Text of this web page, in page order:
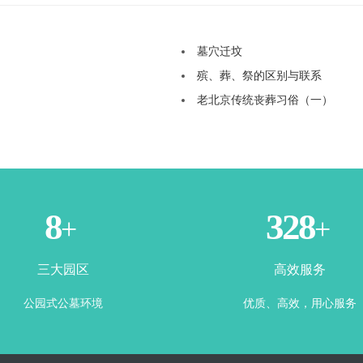
墓穴迁坟
殡、葬、祭的区别与联系
老北京传统丧葬习俗（一）
3+
三大园区
公园式公墓环境
365+
高效服务
优质、高效，用心服务